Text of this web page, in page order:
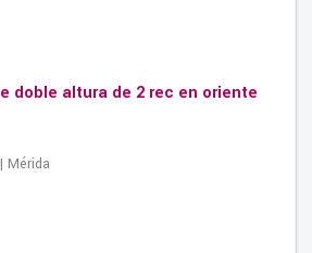
doble altura de 2 rec en oriente
Mérida